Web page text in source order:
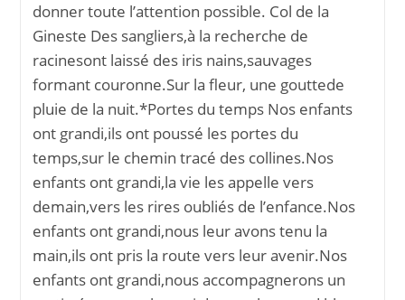
donner toute l’attention possible. Col de la
Gineste Des sangliers,à la recherche de
racinesont laissé des iris nains,sauvages
formant couronne.Sur la fleur, une gouttede
pluie de la nuit.*Portes du temps Nos enfants
ont grandi,ils ont poussé les portes du
temps,sur le chemin tracé des collines.Nos
enfants ont grandi,la vie les appelle vers
demain,vers les rires oubliés de l’enfance.Nos
enfants ont grandi,nous leur avons tenu la
main,ils ont pris la route vers leur avenir.Nos
enfants ont grandi,nous accompagnerons un